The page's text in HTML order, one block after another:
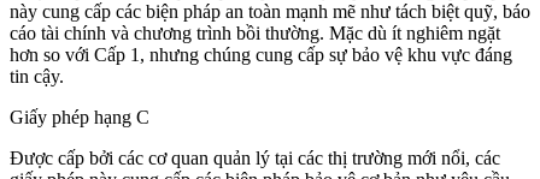
này cung cấp các biện pháp an toàn mạnh mẽ như tách biệt quỹ, báo
cáo tài chính và chương trình bồi thường. Mặc dù ít nghiêm ngặt
hơn so với Cấp 1, nhưng chúng cung cấp sự bảo vệ khu vực đáng
tin cậy.
Giấy phép hạng C
Được cấp bởi các cơ quan quản lý tại các thị trường mới nổi, các